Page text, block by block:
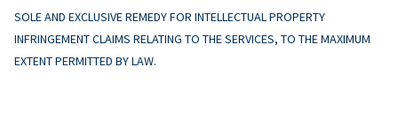
SOLE AND EXCLUSIVE REMEDY FOR INTELLECTUAL PROPERTY
INFRINGEMENT CLAIMS RELATING TO THE SERVICES, TO THE MAXIMUM
EXTENT PERMITTED BY LAW.